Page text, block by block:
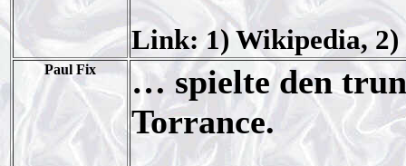
Link: 1) Wikipedia, 2)
Paul Fix
… spielte den
Torrance.